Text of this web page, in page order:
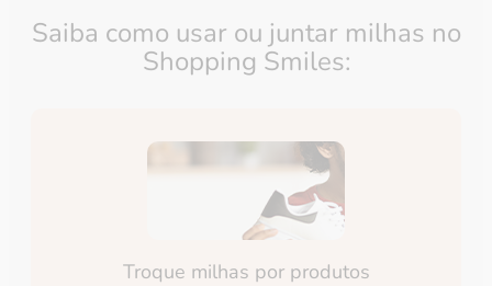
Saiba como usar ou juntar milhas no
Shopping Smiles:
Troque milhas por produtos